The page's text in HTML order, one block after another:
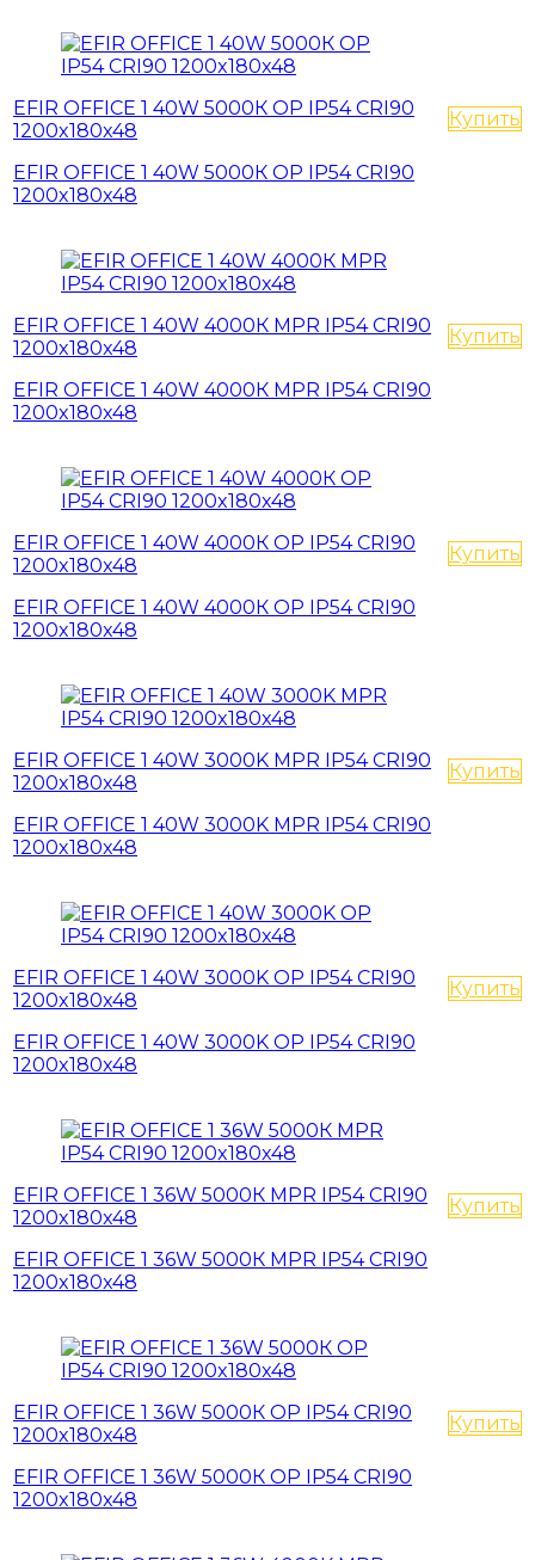
EFIR OFFICE 1 40W 5000К OP IP54 CRI90
1200x180x48
EFIR OFFICE 1 40W 5000К OP IP54 CRI90
1200x180x48
Купить
EFIR OFFICE 1 40W 4000К MPR IP54 CRI90
1200x180x48
EFIR OFFICE 1 40W 4000К MPR IP54 CRI90
1200x180x48
Купить
EFIR OFFICE 1 40W 4000К OP IP54 CRI90
1200x180x48
EFIR OFFICE 1 40W 4000К OP IP54 CRI90
1200x180x48
Купить
EFIR OFFICE 1 40W 3000K MPR IP54 CRI90
1200x180x48
EFIR OFFICE 1 40W 3000K MPR IP54 CRI90
1200x180x48
Купить
EFIR OFFICE 1 40W 3000K OP IP54 CRI90
1200x180x48
EFIR OFFICE 1 40W 3000K OP IP54 CRI90
1200x180x48
Купить
EFIR OFFICE 1 36W 5000К MPR IP54 CRI90
1200x180x48
EFIR OFFICE 1 36W 5000К MPR IP54 CRI90
1200x180x48
Купить
EFIR OFFICE 1 36W 5000К OP IP54 CRI90
1200x180x48
EFIR OFFICE 1 36W 5000К OP IP54 CRI90
1200x180x48
Купить